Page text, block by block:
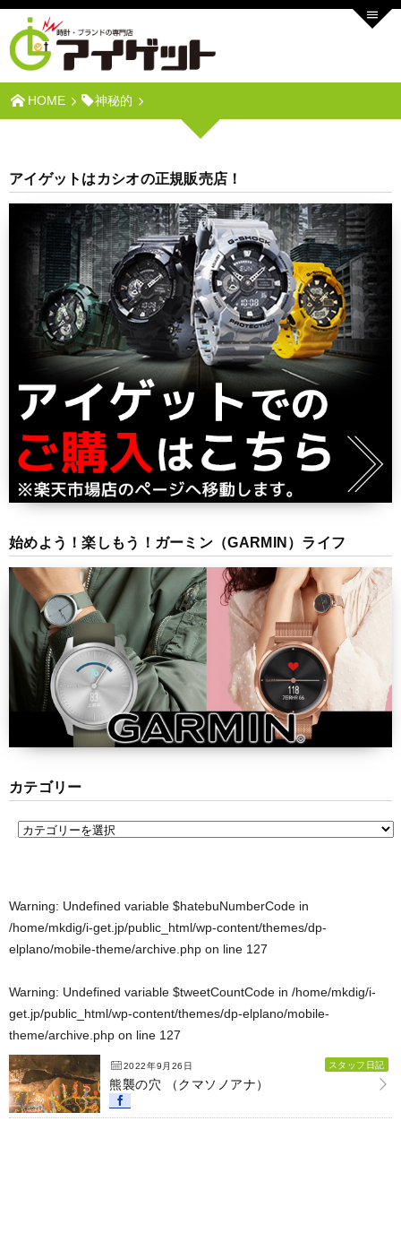
HOME 神秘的
アイゲットはカシオの正規販売店！
始めよう！楽しもう！ガーミン（GARMIN）ライフ
カテゴリー
Warning: Undefined variable $hatebuNumberCode in
/home/mkdig/i-get.jp/public_html/wp-content/themes/dp-
elplano/mobile-theme/archive.php on line 127
Warning: Undefined variable $tweetCountCode in /home/mkdig/i-
get.jp/public_html/wp-content/themes/dp-elplano/mobile-
theme/archive.php on line 127
2022年9月26日 スタッフ日記
熊襲の穴 （クマソノアナ）